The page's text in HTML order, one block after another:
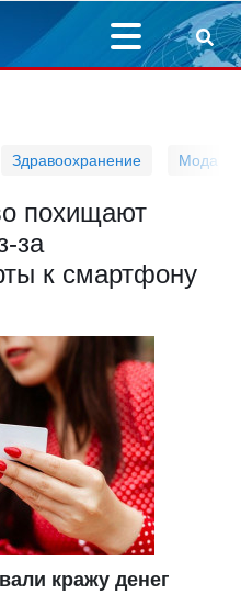
Здравоохранение Мода
похищают
за
к смартфону
кражу денег